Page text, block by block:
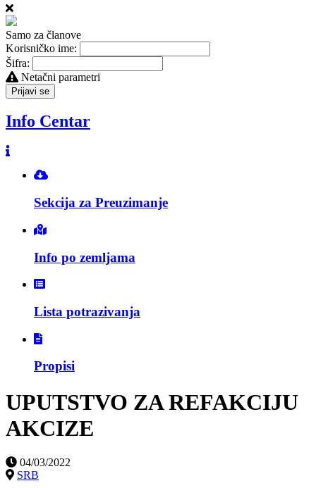
Samo za članove
Korisničko ime:
Šifra:
Netačni parametri
Prijavi se
Info Centar
Sekcija za Preuzimanje
Info po zemljama
Lista potrazivanja
Propisi
UPUTSTVO ZA REFAKCIJU
AKCIZE
04/03/2022
SRB